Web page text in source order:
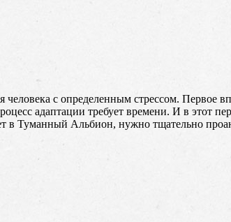
человека с определенным стрессом.
адаптации требует времени. И в этот
в Туманный Альбион, нужно тщательно